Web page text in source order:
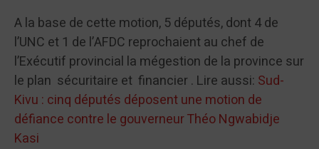
A la base de cette motion, 5 députés, dont 4 de
l’UNC et 1 de l’AFDC reprochaient au chef de
l’Exécutif provincial la mégestion de la province sur
le plan sécuritaire et financier . Lire aussi: Sud-
Kivu : cinq députés déposent une motion de
défiance contre le gouverneur Théo Ngwabidje
Kasi